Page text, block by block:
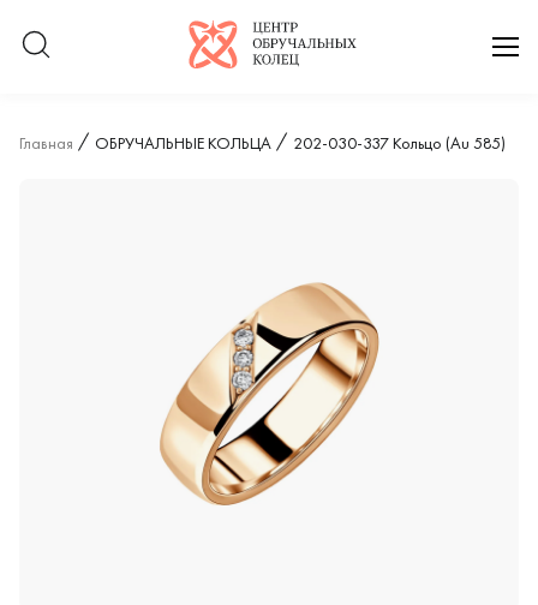
Логотип компании
Главная ОБРУЧАЛЬНЫЕ КОЛЬЦА 202-030-337 Кольцо (Au 585)